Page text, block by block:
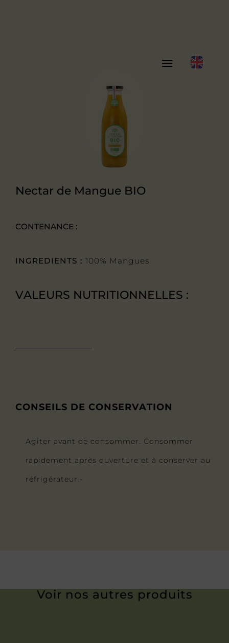
Nectar de Mangue BIO
CONTENANCE :
INGREDIENTS : 100% Mangues
VALEURS NUTRITIONNELLES :
CONSEILS DE CONSERVATION
Agiter avant de consommer. Consommer
rapidement après ouverture et à conserver au
réfrigérateur.-
Voir nos autres produits